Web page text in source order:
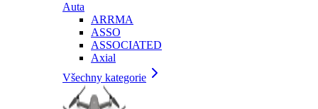
Auta
ARRMA
ASSO
ASSOCIATED
Axial
Všechny kategorie